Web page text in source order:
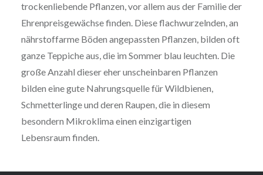
trockenliebende Pflanzen, vor allem aus der Familie der
Ehrenpreisgewächse finden. Diese flachwurzelnden, an
nährstoffarme Böden angepassten Pflanzen, bilden oft
ganze Teppiche aus, die im Sommer blau leuchten. Die
große Anzahl dieser eher unscheinbaren Pflanzen
bilden eine gute Nahrungsquelle für Wildbienen,
Schmetterlinge und deren Raupen, die in diesem
besondern Mikroklima einen einzigartigen
Lebensraum finden.